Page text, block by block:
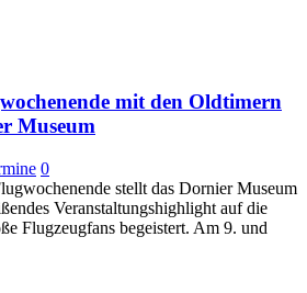
mit den Oldtimern
Museum
0
stellt das Dornier Museum
Veranstaltungshighlight auf die
Flugzeugfans begeistert. Am 9. und